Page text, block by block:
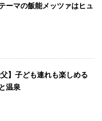
ーマの飯能メッツァはヒュ
父】子ども連れも楽しめる
温泉